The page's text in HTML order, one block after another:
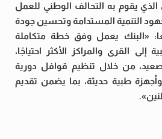
يقوم به التحالف الوطني للعمل
التنمية المستدامة وتحسين جودة
«البنك يعمل وفق خطة متكاملة
القرى والمراكز الأكثر احتياجًا،
من خلال تنظيم قوافل دورية
طبية حديثة، بما يضمن تقديم